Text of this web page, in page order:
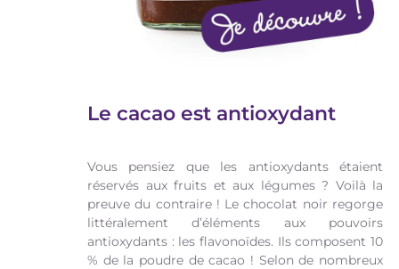
Le cacao est antioxydant
Vous pensiez que les antioxydants étaient
réservés aux fruits et aux légumes ? Voilà la
preuve du contraire ! Le chocolat noir regorge
littéralement d’éléments aux pouvoirs
antioxydants : les flavonoïdes. Ils composent 10
% de la poudre de cacao ! Selon de nombreux